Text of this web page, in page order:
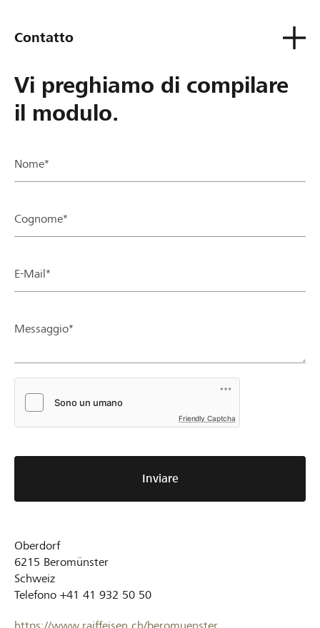
Contatto
Vi preghiamo di compilare
il modulo.
Nome*
Cognome*
E-Mail*
Messaggio*
Friendly Captcha
Inviare
Oberdorf
6215 Beromünster
Schweiz
Telefono +41 41 932 50 50